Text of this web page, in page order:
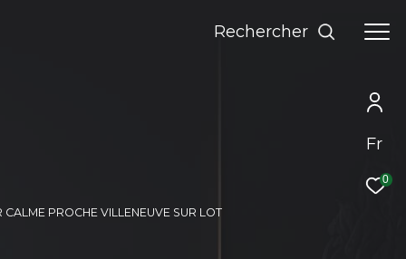
Fr
0
rechercher
PROCHE VILLENEUVE SUR LOT